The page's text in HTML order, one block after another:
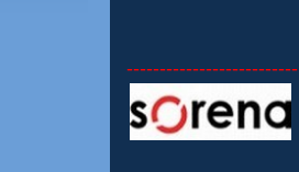
--------------------------